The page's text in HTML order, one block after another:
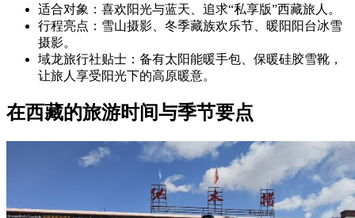
适合对象：喜欢阳光与蓝天、追求“私享版”西藏旅人。
行程亮点：雪山摄影、冬季藏族欢乐节、暖阳阳台冰雪
摄影。
域龙旅行社贴士：备有太阳能暖手包、保暖硅胶雪靴，
让旅人享受阳光下的高原暖意。
在西藏的旅游时间与季节要点